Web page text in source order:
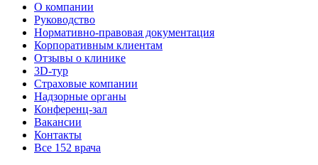
О компании
Руководство
Нормативно-правовая документация
Корпоративным клиентам
Отзывы о клинике
3D-тур
Страховые компании
Надзорные органы
Конференц-зал
Вакансии
Контакты
Все 152 врача